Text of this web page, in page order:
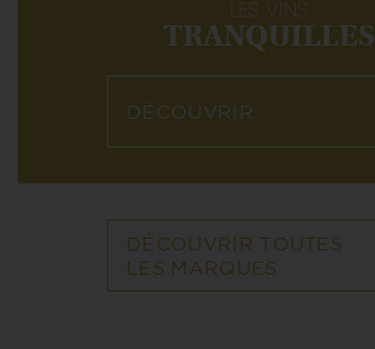
LES VINS
TRANQUILLES
DÉCOUVRIR
DÉCOUVRIR TOUTES
LES MARQUES